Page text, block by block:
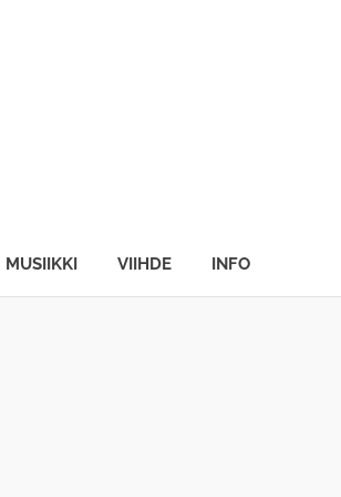
MUSIIKKI VIIHDE INFO